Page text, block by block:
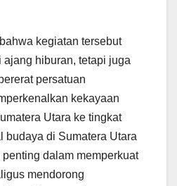
kegiatan tersebut
ajang hiburan, tetapi juga
persatuan
kekayaan
Utara ke tingkat
budaya di Sumatera Utara
dalam memperkuat
mendorong